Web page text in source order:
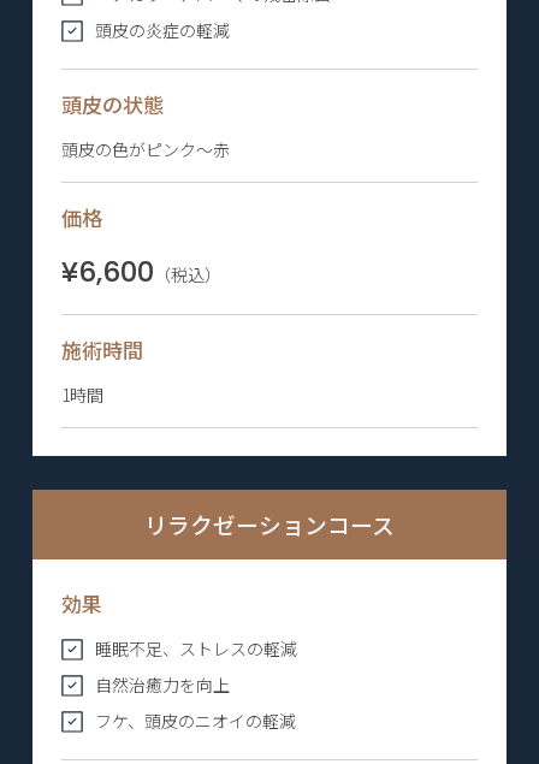
頭皮の炎症の軽減
頭皮の状態
頭皮の色がピンク〜赤
価格
¥6,600 （税込）
施術時間
1時間
リラクゼーションコース
効果
睡眠不足、ストレスの軽減
自然治癒力を向上
フケ、頭皮のニオイの軽減